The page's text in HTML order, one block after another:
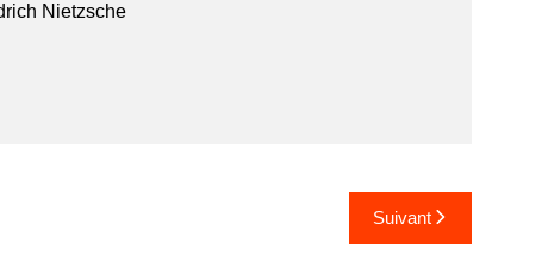
Nietzsche
Suivant